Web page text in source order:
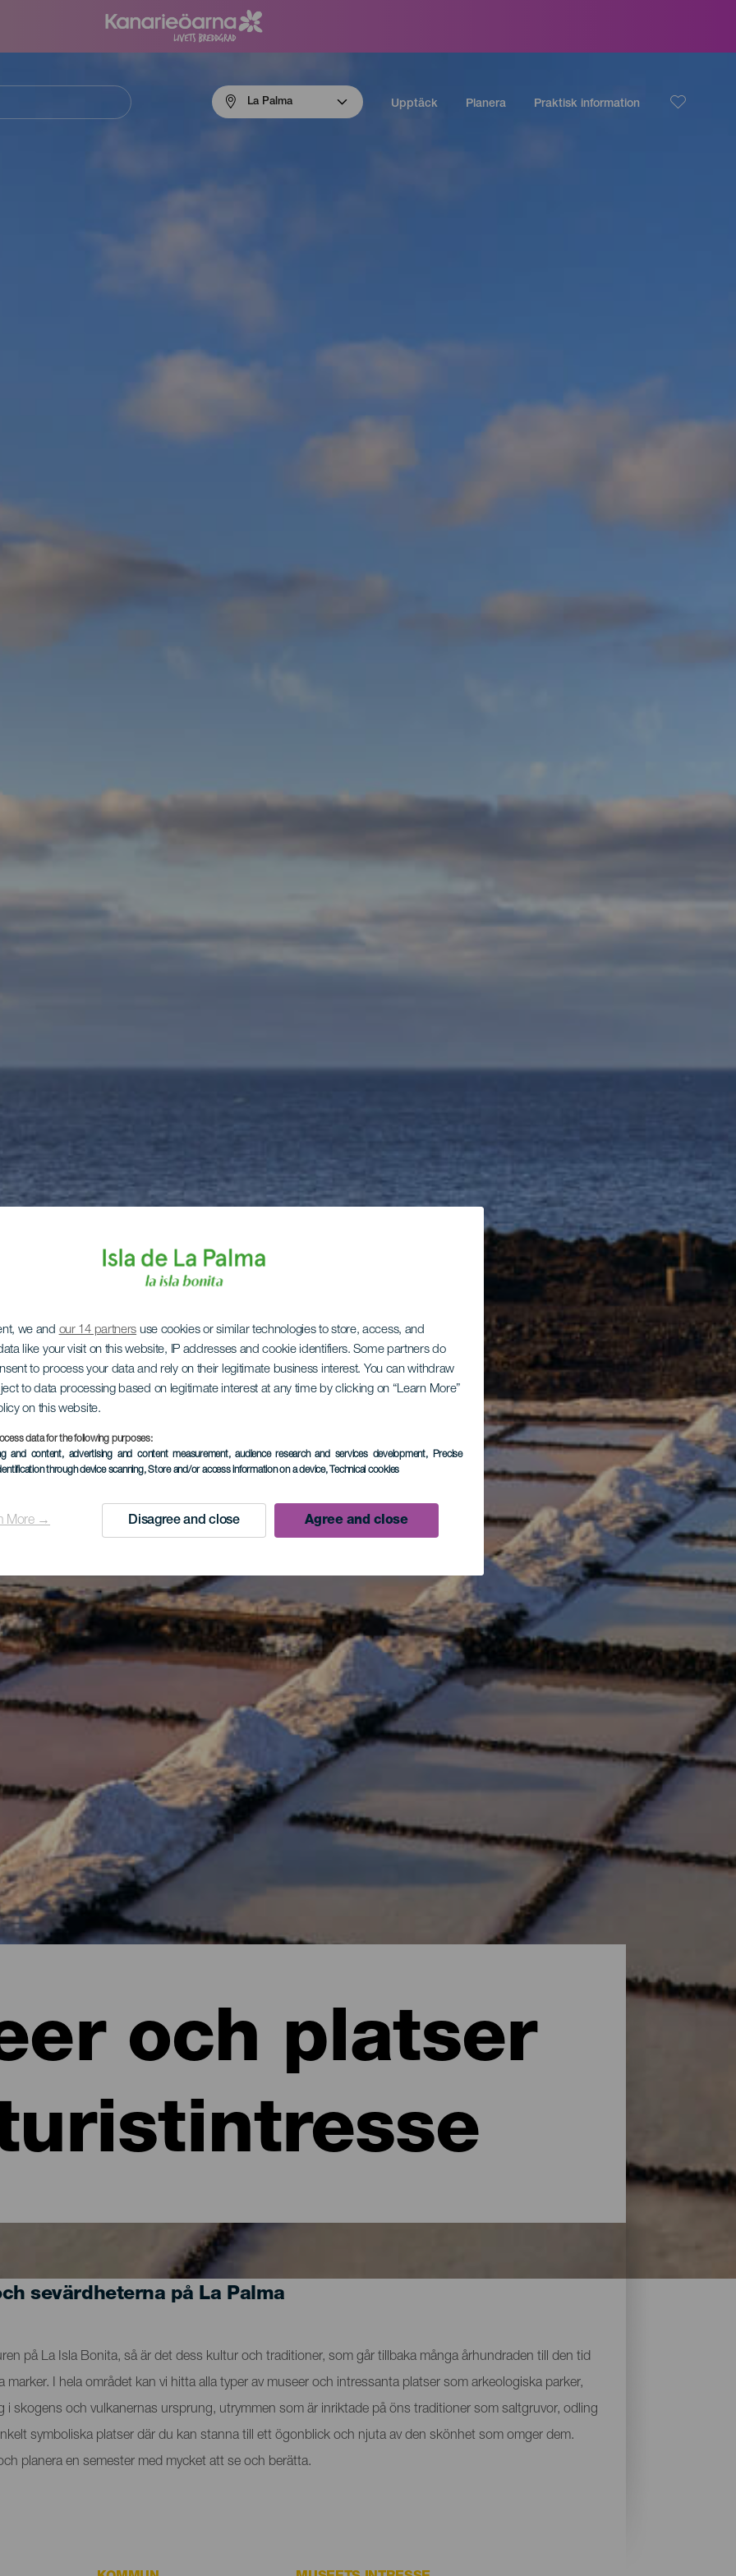
we and our 14 partners use cookies or similar technologies to store, access, and
like your visit on this website, IP addresses and cookie identifiers. Some partners do
to process your data and rely on their legitimate business interest. You can withdraw
to data processing based on legitimate interest at any time by clicking on “Learn More”
on this website.
data for the following purposes:
and content, advertising and content measurement, audience research and services development, Precise
through device scanning, Store and/or access information on a device, Technical cookies
More → Disagree and close Agree and close
La Palma Upptäck Planera Praktisk information
och platser
sevärdheterna på La Palma
på La Isla Bonita, så är det dess kultur och traditioner, som går tillbaka många århundraden till den tid
I hela området kan vi hitta alla typer av museer och intressanta platser som arkeologiska parker,
skogens och vulkanernas ursprung, utrymmen som är inriktade på öns traditioner som saltgruvor, odling
symboliska platser där du kan stanna till ett ögonblick och njuta av den skönhet som omger dem.
planera en semester med mycket att se och berätta.